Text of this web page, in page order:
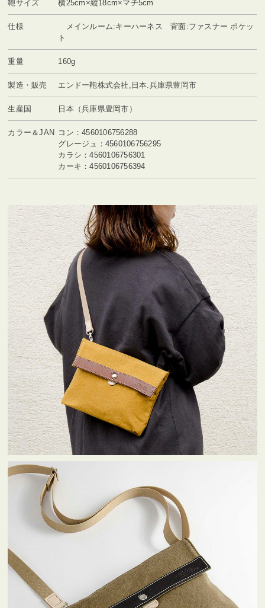
鞄サイズ 横25cm×縦18cm×マチ5cm
仕様
メインルーム:キーハーネス 背面:ファスナー ポケッ
ト
重量 160g
製造・販売 エンドー鞄株式会社,日本.兵庫県豊岡市
生産国 日本（兵庫県豊岡市）
カラー＆JAN コン：4560106756288
グレージュ：4560106756295
カラシ：4560106756301
カーキ：4560106756394